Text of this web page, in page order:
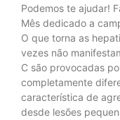
Podemos te ajudar!
Mês dedicado a
O que torna as
vezes não
C são provocadas
completamente
característica de
desde lesões